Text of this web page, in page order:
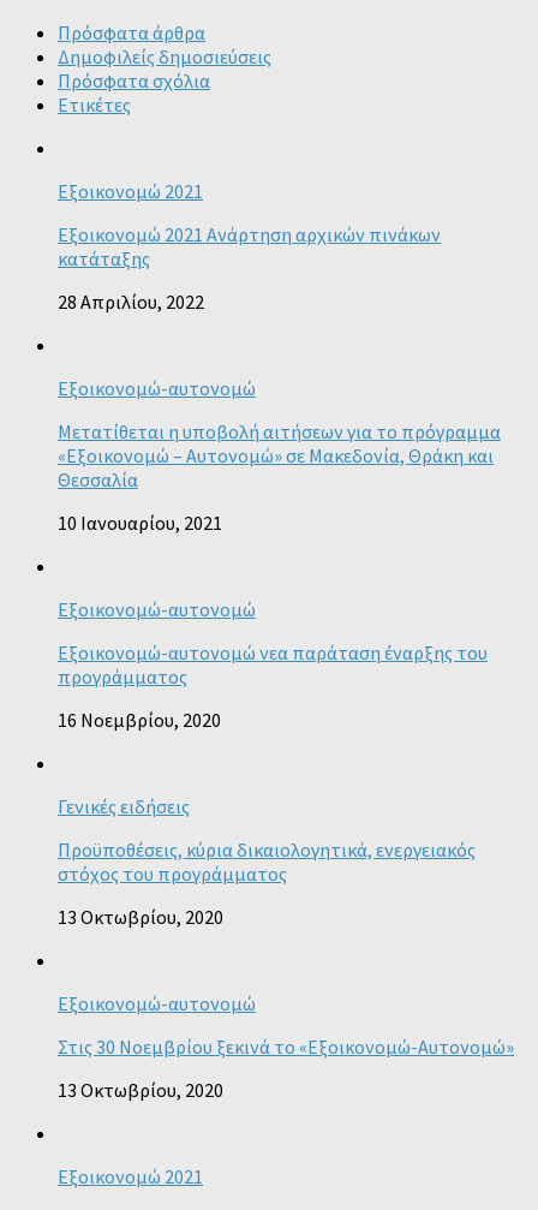
Πρόσφατα άρθρα
Δημοφιλείς δημοσιεύσεις
Πρόσφατα σχόλια
Ετικέτες
Εξοικονομώ 2021
Εξοικονομώ 2021 Ανάρτηση αρχικών πινάκων
κατάταξης
28 Απριλίου, 2022
Εξοικονομώ-αυτονομώ
Μετατίθεται η υποβολή αιτήσεων για το πρόγραμμα
«Εξοικονομώ – Αυτονομώ» σε Μακεδονία, Θράκη και
Θεσσαλία
10 Ιανουαρίου, 2021
Εξοικονομώ-αυτονομώ
Εξοικονομώ-αυτονομώ νεα παράταση έναρξης του
προγράμματος
16 Νοεμβρίου, 2020
Γενικές ειδήσεις
Προϋποθέσεις, κύρια δικαιολογητικά, ενεργειακός
στόχος του προγράμματος
13 Οκτωβρίου, 2020
Εξοικονομώ-αυτονομώ
Στις 30 Νοεμβρίου ξεκινά το «Εξοικονομώ-Αυτονομώ»
13 Οκτωβρίου, 2020
Εξοικονομώ 2021